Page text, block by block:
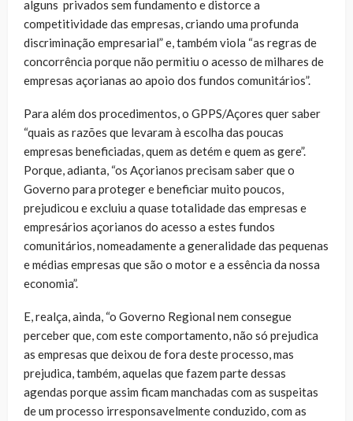
alguns privados sem fundamento e distorce a
competitividade das empresas, criando uma profunda
discriminação empresarial” e, também viola “as regras de
concorrência porque não permitiu o acesso de milhares de
empresas açorianas ao apoio dos fundos comunitários”.
Para além dos procedimentos, o GPPS/Açores quer saber
“quais as razões que levaram à escolha das poucas
empresas beneficiadas, quem as detém e quem as gere”.
Porque, adianta, “os Açorianos precisam saber que o
Governo para proteger e beneficiar muito poucos,
prejudicou e excluiu a quase totalidade das empresas e
empresários açorianos do acesso a estes fundos
comunitários, nomeadamente a generalidade das pequenas
e médias empresas que são o motor e a essência da nossa
economia”.
E, realça, ainda, “o Governo Regional nem consegue
perceber que, com este comportamento, não só prejudica
as empresas que deixou de fora deste processo, mas
prejudica, também, aquelas que fazem parte dessas
agendas porque assim ficam manchadas com as suspeitas
de um processo irresponsavelmente conduzido, com as